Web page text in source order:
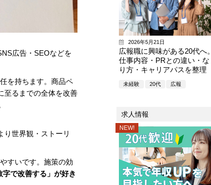
広告・SEOなどを
を持ちます。商品ペ
至るまでの全体を改善
り世界観・ストーリ
すいです。施策の効
字で改善する」が好き
2026年5月21日
広報職に興味がある20代へ。
仕事内容・PRとの違い・な
り方・キャリアパスを整理
未経験 20代 広報
求人情報
NEW!